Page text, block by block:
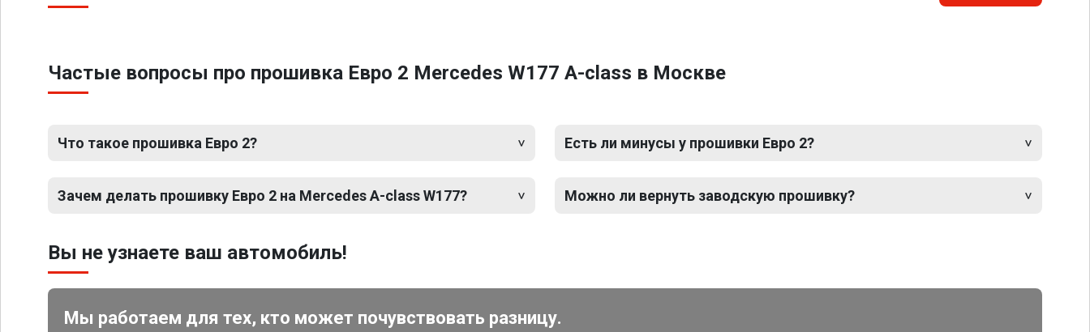
Частые вопросы про прошивка Евро 2 Mercedes W177 A-class в Москве
Что такое прошивка Евро 2?
Зачем делать прошивку Евро 2 на Mercedes A-class W177?
Есть ли минусы у прошивки Евро 2?
Можно ли вернуть заводскую прошивку?
Вы не узнаете ваш автомобиль!
Мы работаем для тех, кто может почувствовать разницу.